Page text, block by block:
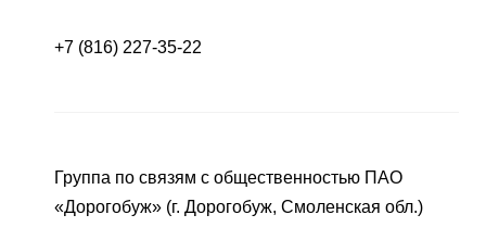
+7 (816) 227-35-22
Группа по связям с общественностью ПАО
«Дорогобуж» (г. Дорогобуж, Смоленская обл.)